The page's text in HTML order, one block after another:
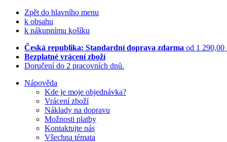
Zpět do hlavního menu
k obsahu
k nákupnímu košíku
Česká republika: Standardní doprava zdarma od 1 290,00
Bezplatné vrácení zboží
Doručení do 2 pracovních dnů.
Nápověda
Kde je moje objednávka?
Vrácení zboží
Náklady na dopravu
Možnosti platby
Kontaktujte nás
Všechna témata